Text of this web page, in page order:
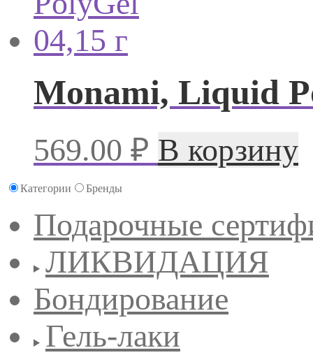
Monami, Liquid
569.00 ₽ В корзину
Категории Бренды
Подарочные
ЛИКВИДАЦИЯ
Бондирование
Гель-лаки